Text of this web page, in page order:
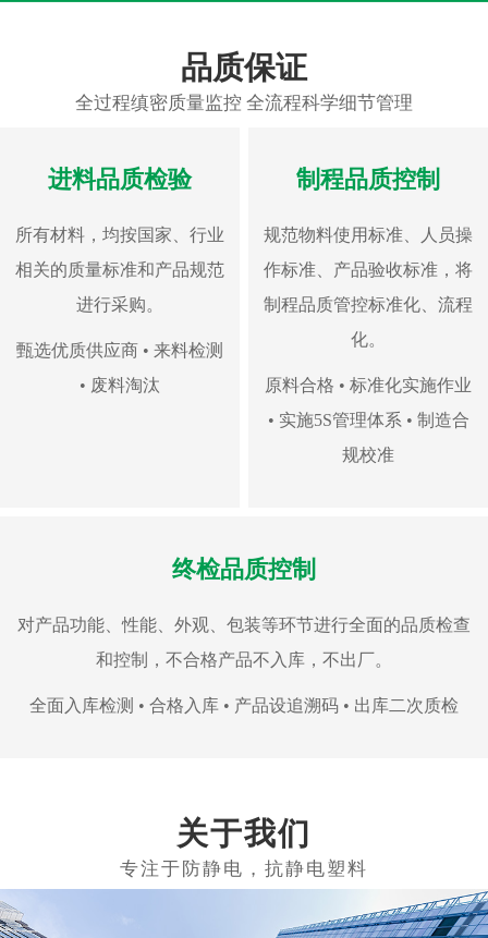
品质保证
全过程缜密质量监控 全流程科学细节管理
进料品质检验
所有材料，均按国家、行业
相关的质量标准和产品规范
进行采购。
甄选优质供应商 • 来料检测
• 废料淘汰
制程品质控制
规范物料使用标准、人员操
作标准、产品验收标准，将
制程品质管控标准化、流程
化。
原料合格 • 标准化实施作业
• 实施5S管理体系 • 制造合
规校准
终检品质控制
对产品功能、性能、外观、包装等环节进行全面的品质检查
和控制，不合格产品不入库，不出厂。
全面入库检测 • 合格入库 • 产品设追溯码 • 出库二次质检
关于我们